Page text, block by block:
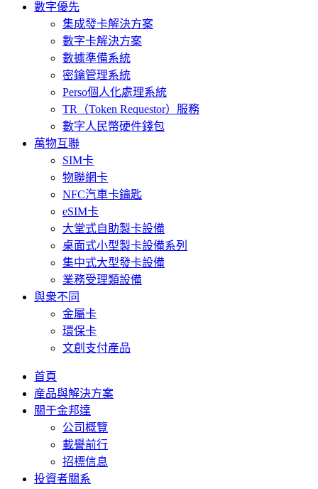
數字優先
集成發卡解決方案
數字卡解決方案
數據準備系統
密鑰管理系統
Perso個人化處理系統
TR（Token Requestor）服務
數字人民幣硬件錢包
萬物互聯
SIM卡
物聯網卡
NFC汽車卡鑰匙
eSIM卡
大堂式自助製卡設備
桌面式小型製卡設備系列
集中式大型發卡設備
業務受理類設備
與衆不同
金屬卡
環保卡
文創支付產品
首頁
産品與解決方案
關于金邦達
公司概覽
載譽前行
招標信息
投資者關系